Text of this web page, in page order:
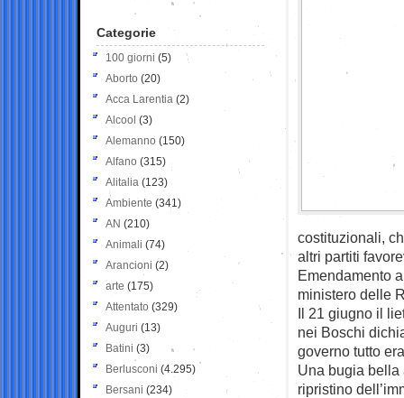
costituzionali,
altri partiti
Emendamento
ministero delle
Il 21 giugno il
nei Boschi
governo tutto
Una bugia bella
ripristino
Categorie
100 giorni (5)
Aborto (20)
Acca Larentia (2)
Alcool (3)
Alemanno (150)
Alfano (315)
Alitalia (123)
Ambiente (341)
AN (210)
Animali (74)
Arancioni (2)
arte (175)
Attentato (329)
Auguri (13)
Batini (3)
Berlusconi (4.295)
Bersani (234)